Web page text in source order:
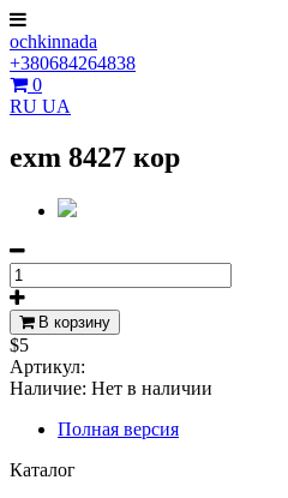
ochkinnada
+380684264838
0
RU UA
exm 8427 кор
В корзину
$5
Артикул:
Наличие: Нет в наличии
Полная версия
Каталог